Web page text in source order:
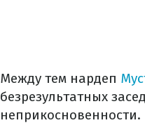
Между тем нардеп
безрезультатных
неприкосновенности.